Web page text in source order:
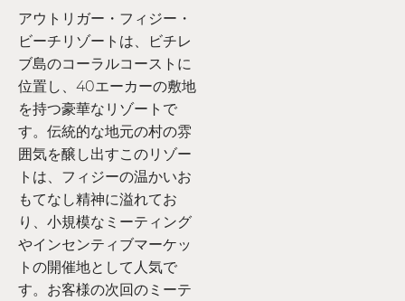
アウトリガー・フィジー・
ビーチリゾートは、ビチレ
ブ島のコーラルコーストに
位置し、40エーカーの敷地
を持つ豪華なリゾートで
す。伝統的な地元の村の雰
囲気を醸し出すこのリゾー
トは、フィジーの温かいお
もてなし精神に溢れてお
り、小規模なミーティング
やインセンティブマーケッ
トの開催地として人気で
す。お客様の次回のミーテ